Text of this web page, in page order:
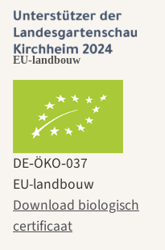
EU-landbouw
DE‑ÖKO‑037
EU-landbouw
Download biologisch
certificaat